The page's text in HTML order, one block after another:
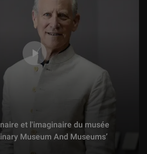
et l'imaginaire du musée
Museum And Museums’